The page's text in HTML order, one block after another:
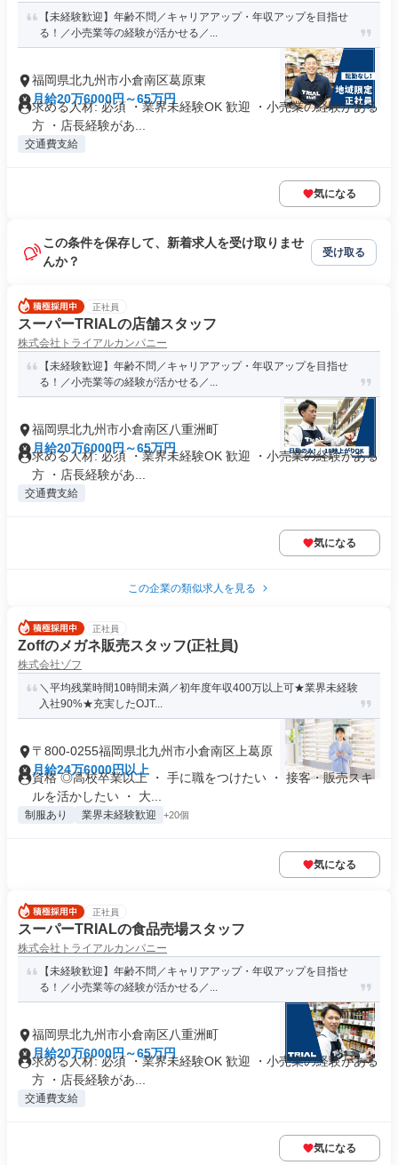
【未経験歓迎】年齢不問／キャリアアップ・年収アップを目指せ
る！／小売業等の経験が活かせる／...
福岡県北九州市小倉南区葛原東
月給20万6000円～65万円
求める人材: 必須 ・業界未経験OK 歓迎 ・小売業の経験がある
方 ・店長経験があ...
交通費支給
気になる
この条件を保存して、新着求人を受け取りませ
んか？
受け取る
正社員
スーパーTRIALの店舗スタッフ
株式会社トライアルカンパニー
【未経験歓迎】年齢不問／キャリアアップ・年収アップを目指せ
る！／小売業等の経験が活かせる／...
福岡県北九州市小倉南区八重洲町
月給20万6000円～65万円
求める人材: 必須 ・業界未経験OK 歓迎 ・小売業の経験がある
方 ・店長経験があ...
交通費支給
気になる
この企業の類似求人を見る
正社員
Zoffのメガネ販売スタッフ(正社員)
株式会社ゾフ
＼平均残業時間10時間未満／初年度年収400万以上可★業界未経験
入社90%★充実したOJT...
〒800-0255福岡県北九州市小倉南区上葛原
月給24万6000円以上
資格 ◎高校卒業以上 ・ 手に職をつけたい ・ 接客・販売スキ
ルを活かしたい ・ 大...
制服あり 業界未経験歓迎 +20個
気になる
正社員
スーパーTRIALの食品売場スタッフ
株式会社トライアルカンパニー
【未経験歓迎】年齢不問／キャリアアップ・年収アップを目指せ
る！／小売業等の経験が活かせる／...
福岡県北九州市小倉南区八重洲町
月給20万6000円～65万円
求める人材: 必須 ・業界未経験OK 歓迎 ・小売業の経験がある
方 ・店長経験があ...
交通費支給
気になる